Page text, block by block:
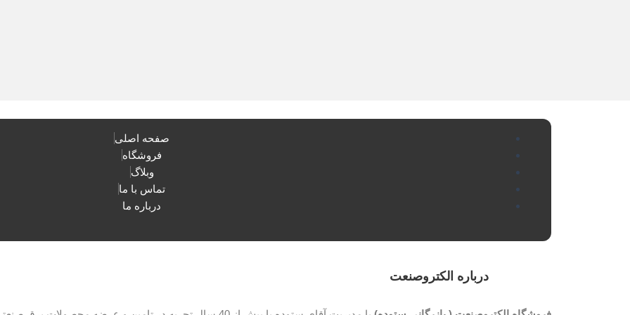
صفحه اصلی
فروشگاه
وبلاگ
تماس با ما
درباره ما
درباره الکتروصنعت